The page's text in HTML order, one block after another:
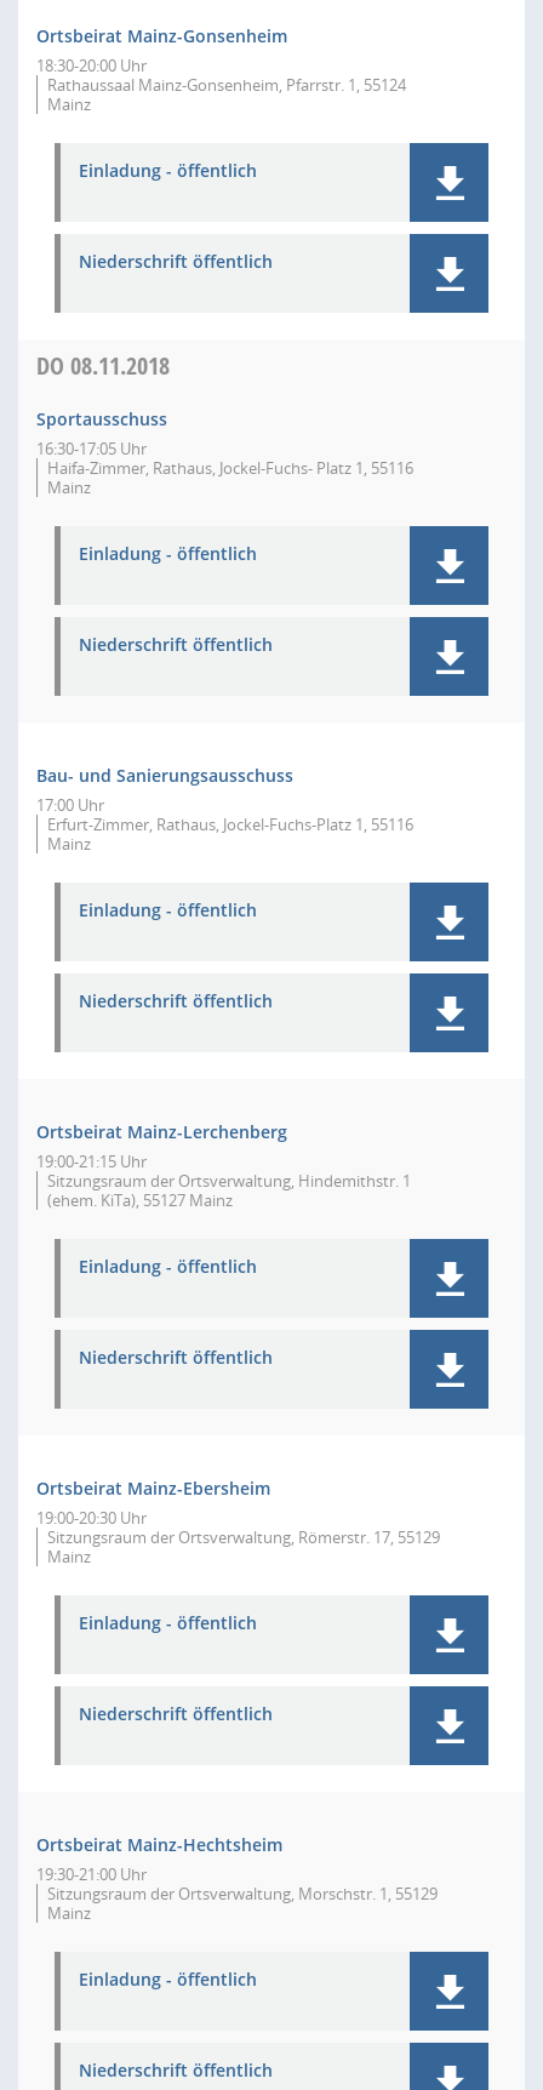
Ortsbeirat Mainz-Gonsenheim
18:30-20:00 Uhr
Rathaussaal Mainz-Gonsenheim, Pfarrstr. 1, 55124
Mainz
Einladung - öffentlich
Niederschrift öffentlich
DO 08.11.2018
Sportausschuss
16:30-17:05 Uhr
Haifa-Zimmer, Rathaus, Jockel-Fuchs- Platz 1, 55116
Mainz
Einladung - öffentlich
Niederschrift öffentlich
Bau- und Sanierungsausschuss
17:00 Uhr
Erfurt-Zimmer, Rathaus, Jockel-Fuchs-Platz 1, 55116
Mainz
Einladung - öffentlich
Niederschrift öffentlich
Ortsbeirat Mainz-Lerchenberg
19:00-21:15 Uhr
Sitzungsraum der Ortsverwaltung, Hindemithstr. 1
(ehem. KiTa), 55127 Mainz
Einladung - öffentlich
Niederschrift öffentlich
Ortsbeirat Mainz-Ebersheim
19:00-20:30 Uhr
Sitzungsraum der Ortsverwaltung, Römerstr. 17, 55129
Mainz
Einladung - öffentlich
Niederschrift öffentlich
Ortsbeirat Mainz-Hechtsheim
19:30-21:00 Uhr
Sitzungsraum der Ortsverwaltung, Morschstr. 1, 55129
Mainz
Einladung - öffentlich
Niederschrift öffentlich